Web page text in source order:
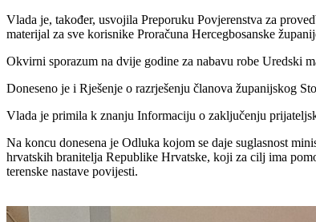
Vlada je, također, usvojila Preporuku Povjerenstva za
materijal za sve korisnike Proračuna Hercegbosanske
Okvirni sporazum na dvije godine za nabavu robe Uredski
Doneseno je i Rješenje o razrješenju članova županijskog
Vlada je primila k znanju Informaciju o zaključenju
Na koncu donesena je Odluka kojom se daje suglasnost
hrvatskih branitelja Republike Hrvatske, koji za cilj ima
terenske nastave povijesti.